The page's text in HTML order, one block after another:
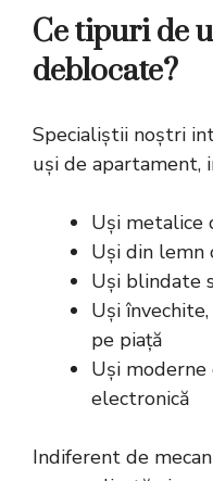
Ce tipuri de
deblocate?
Specialiștii noștri
uși de apartament,
Uși metalice
Uși din lemn
Uși blindate
Uși
pe piață
Uși moderne
electronică
Indiferent de